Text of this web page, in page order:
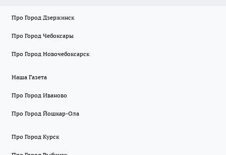
Про Город Дзержинск
Про Город Чебоксары
Про Город Новочебоксарск
Наша Газета
Про Город Иваново
Про Город Йошкар-Ола
Про Город Курск